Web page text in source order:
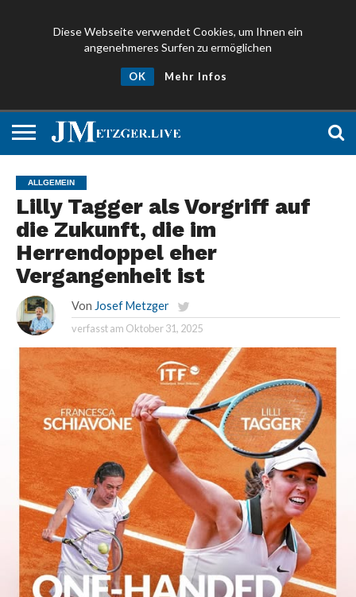
Diese Webseite verwendet Cookies, um Ihnen ein
angenehmeres Surfen zu ermöglichen
OK Mehr Infos
ALLGEMEIN
Lilly Tagger als Vorgriff auf
die Zukunft, die im
Herrendoppel eher
Vergangenheit ist
Von Josef Metzger
verfasst am Oktober 31, 2025